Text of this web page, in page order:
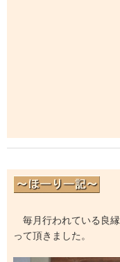
毎月行われている良
って頂きました。